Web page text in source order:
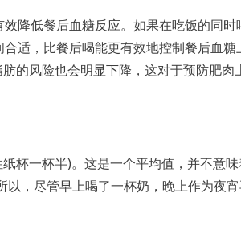
降低餐后血糖反应。如果在吃饭的同时
适，比餐后喝能更有效地控制餐后血糖
的风险也会明显下降，这对于预防肥肉
杯一杯半)。这是一个平均值，并不意
，尽管早上喝了一杯奶，晚上作为夜